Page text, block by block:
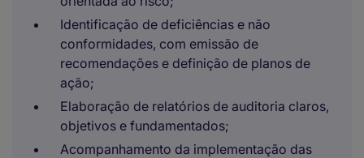
Identificação de deficiências e não
conformidades, com emissão de
recomendações e definição de planos de
ação;
Elaboração de relatórios de auditoria claros,
objetivos e fundamentados;
Acompanhamento da implementação das